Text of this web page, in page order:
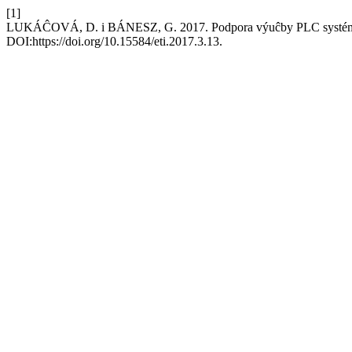
[1]
LUKÁĈOVÁ, D. i BÁNESZ, G. 2017. Podpora výuĉby PLC
DOI:https://doi.org/10.15584/eti.2017.3.13.